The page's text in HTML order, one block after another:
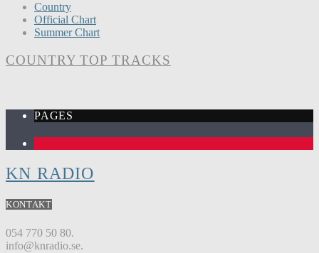
Country
Official Chart
Summer Chart
COUNTRY TOP TRACKS
PAGES
KN RADIO
KONTAKT
054 770 50 80.
info@knradio.se.